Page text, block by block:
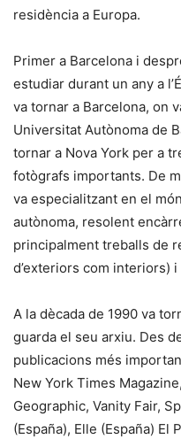
residència a Europa.
Primer a Barcelona i
estudiar durant un any a
va tornar a Barcelona, on
Universitat Autònoma de
tornar a Nova York per a
fotògrafs importants. De
va especialitzant en el
autònoma, resolent
principalment treballs de
d’exteriors com interiors)
A la dècada de 1990 va
guarda el seu arxiu. Des
publicacions més
New York Times
Geographic, Vanity Fair,
(España), Elle (España) El